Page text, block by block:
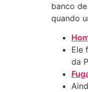
banco
quando
Ele
da